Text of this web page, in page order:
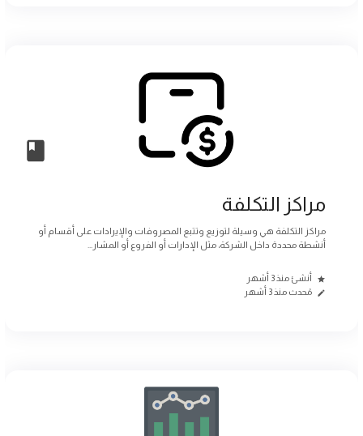
مراكز التكلفة
مراكز التكلفة هي وسيلة لتوزيع وتتبع المصروفات والإيرادات على أقسام أو
أنشطة محددة داخل الشركة، مثل الإدارات أو الفروع أو المشار...
أنشئ منذ 3 أشهر
مُحدث منذ 3 أشهر